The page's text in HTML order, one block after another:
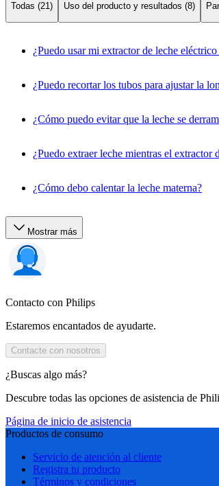
Todas (21) Uso del producto y resultados (8)
¿Puedo usar mi extractor de leche
¿Puedo recortar los tubos para ajustar la
¿Cómo puedo evitar que la leche se
¿Puedo extraer leche mientras el extractor
¿Cómo debo calentar la leche materna?
Mostrar más
Contacto con Philips
Estaremos encantados de ayudarte.
Contacte con nosotros
¿Buscas algo más?
Descubre todas las opciones de asistencia de
Página de inicio de asistencia
Productos de consumo
Servicio de atención al cliente
Registra tu producto
Términos y condiciones